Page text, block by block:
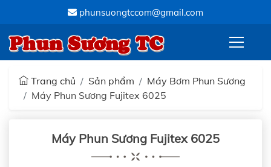
phunsuongtccom@gmail.com
Phun Sương TC
Trang chủ Sản phẩm
Máy Bơm Phun Sương
Máy Phun Sương Fujitex 6025
Máy Phun Sương Fujitex 6025